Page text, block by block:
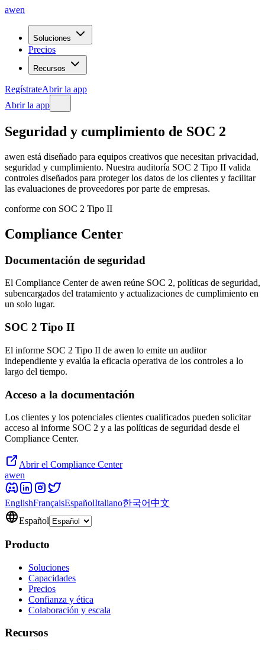
awen
Soluciones
Precios
Recursos
RegístrateAbrir la app
Abrir la app
Seguridad y cumplimiento de SOC 2
awen está diseñado para equipos creativos que necesitan privacidad,
seguridad y cumplimiento. Nuestra auditoría SOC 2 Tipo II valida
controles diseñados para proteger los datos de los clientes y facilitar
las evaluaciones de proveedores por parte de empresas.
conforme con SOC 2 Tipo II
Compliance Center
Documentación de seguridad
El Compliance Center de awen reúne SOC 2, políticas de seguridad,
subencargados del tratamiento y actualizaciones de cumplimiento en
un solo lugar.
SOC 2 Tipo II
El informe SOC 2 Tipo II de awen lo emite un auditor
independiente y evalúa la eficacia operativa de los controles a lo
largo del tiempo.
Acceso a la documentación
Los clientes y los potenciales clientes cualificados pueden solicitar
acceso al informe SOC 2 y a las políticas de seguridad desde el
Compliance Center.
Abrir el Compliance Center
awen
EnglishFrançaisEspañolItaliano한국어中文
Español
Producto
Soluciones
Capacidades
Precios
Confianza y ética
Colaboración y escala
Recursos